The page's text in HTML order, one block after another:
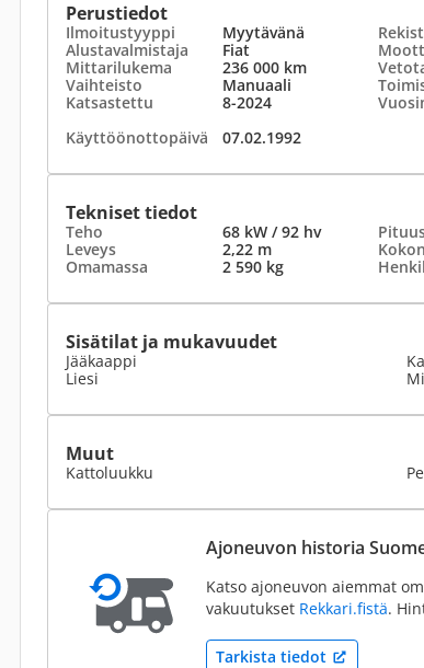
Perustiedot
Ilmoitustyyppi Myytävänä
Alustavalmistaja
Fiat
Mittarilukema
236 000 km
Vaihteisto
Manuaali
Katsastettu
8-2024
Käyttöönottopäivä
07.02.1992
Tekniset tiedot
Teho 68 kW / 92 hv
Leveys
2,22 m
Omamassa
2 590 kg
Sisätilat ja mukavuudet
Jääkaappi
Liesi
Muut
Kattoluukku
Ajoneuvon historia
Katso ajoneuvon aiemmat
vakuutukset Rekkari.fistä.
Tarkista tiedot